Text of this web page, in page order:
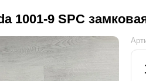
1001-9 SPC